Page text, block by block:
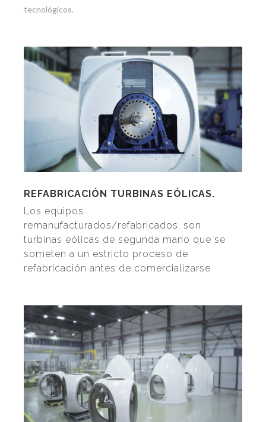
tecnológicos.
REFABRICACIÓN TURBINAS EÓLICAS.
Los equipos
remanufacturados/refabricados, son
turbinas eólicas de segunda mano que se
someten a un estricto proceso de
refabricación antes de comercializarse